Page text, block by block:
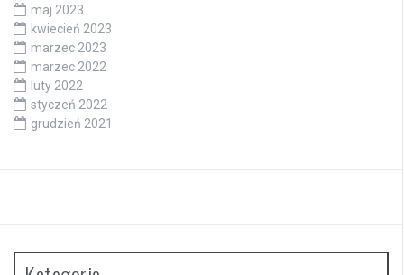
maj 2023
kwiecień 2023
marzec 2023
marzec 2022
luty 2022
styczeń 2022
grudzień 2021